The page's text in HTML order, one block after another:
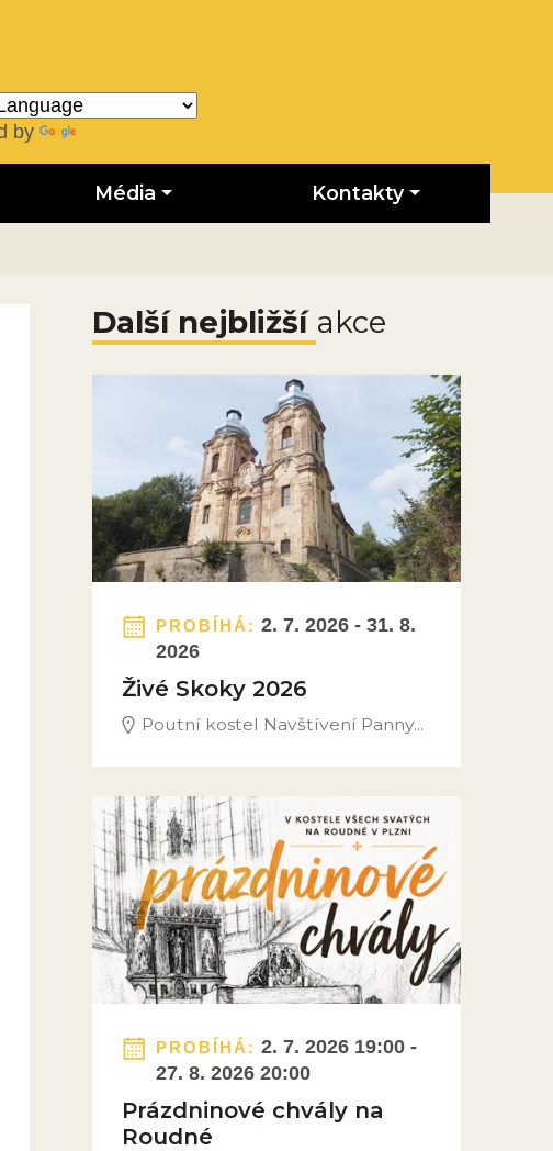
by
Média Kontakty
Další nejbližší akce
PROBÍHÁ: 2. 7. 2026 - 31. 8.
2026
Živé Skoky 2026
Poutní kostel Navštívení Panny...
Obrázek novinky
PROBÍHÁ: 2. 7. 2026 19:00 -
27. 8. 2026 20:00
Prázdninové chvály na
Roudné